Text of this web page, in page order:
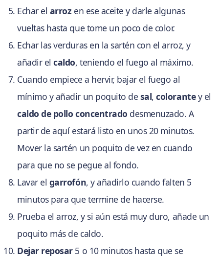
Echar el arroz en ese aceite y darle algunas
vueltas hasta que tome un poco de color.
Echar las verduras en la sartén con el arroz, y
añadir elcaldo, teniendo el fuego al máximo.
Cuando empiece a hervir, bajar el fuego al
mínimo y añadir un poquito de sal,colorantey el
caldo de pollo concentrado desmenuzado. A
partir de aquí estará listo en unos 20 minutos.
Mover la sartén un poquito de vez en cuando
para que no se pegue al fondo.
Lavar el garrofón, y añadirlo cuando falten 5
minutos para que termine de hacerse.
Prueba el arroz, y si aún está muy duro, añade un
poquito más de caldo.
Dejar reposar5 o 10 minutos hasta que se